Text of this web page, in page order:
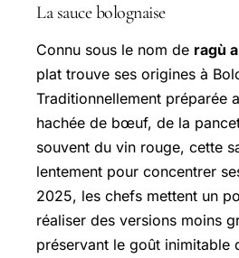
La sauce bolognaise
Connu sous le nom de ragù
plat trouve ses origines à
Traditionnellement préparée
hachée de bœuf, de la
souvent du vin rouge, cette
lentement pour concentrer
2025, les chefs mettent un
réaliser des versions moins
préservant le goût inimitable